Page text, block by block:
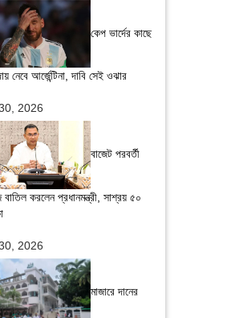
কেপ ভার্দের কাছে
নেবে আর্জেন্টিনা, দাবি সেই ওঝার
2026
বাজেট পরবর্তী
করলেন প্রধানমন্ত্রী, সাশ্রয় ৫০
2026
মাজারে দানের